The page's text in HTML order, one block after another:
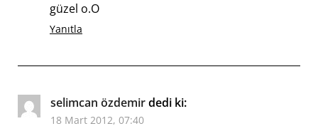
güzel o.O
Yanıtla
selimcan özdemirdedi ki:
18 Mart 2012, 07:40